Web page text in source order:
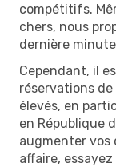
compétitifs.
chers, nous
dernière
Cependant, il
réservations
élevés, en
en République
augmenter vos
affaire,